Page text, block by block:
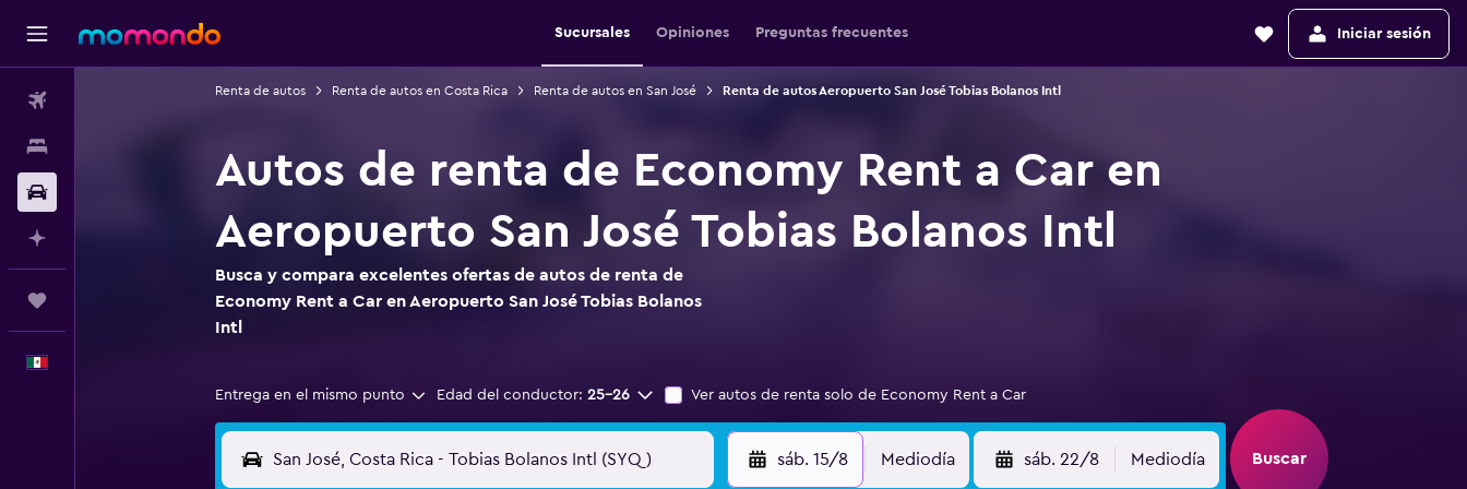
Sucursales Opiniones Preguntas frecuentes Iniciar sesión
Renta de autos Renta de autos en Costa Rica Renta de autos en San José Renta de autos Aeropuerto San José Tobias Bolanos Intl
Autos de renta de Economy Rent a Car en
Aeropuerto San José Tobias Bolanos Intl
Busca y compara excelentes ofertas de autos de renta de
Economy Rent a Car en Aeropuerto San José Tobias Bolanos
Intl
Entrega en el mismo punto Edad del conductor: 25-26 Ver autos de renta solo de Economy Rent a Car
sáb. 15/8 Mediodía sáb. 22/8 Mediodía Buscar